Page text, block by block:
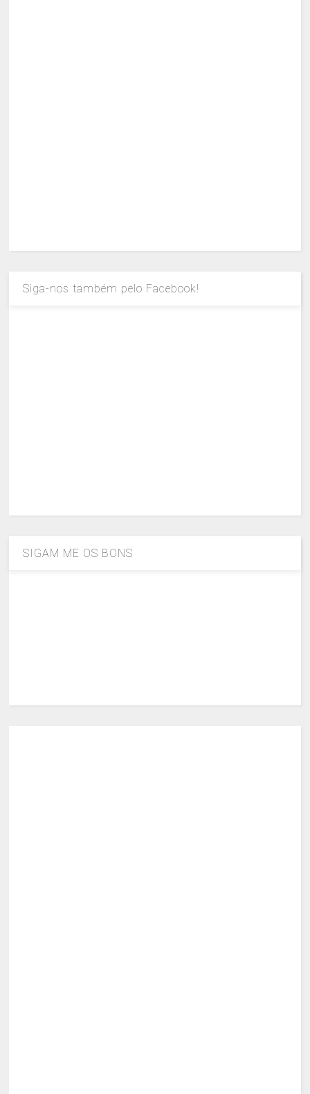
Siga-nos também pelo Facebook!
SIGAM ME OS BONS